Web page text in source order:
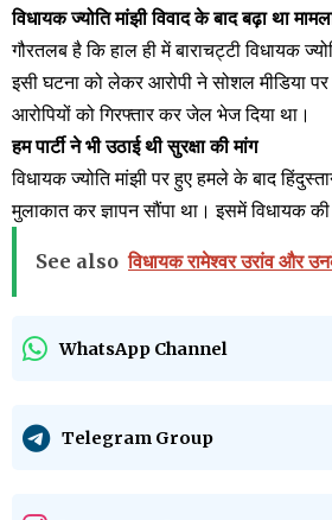
विधायक ज्योति मांझी विवाद के बाद बढ़ा था
गौरतलब है कि हाल ही में बाराचट्टी विधायक
इसी घटना को लेकर आरोपी ने सोशल मीडिया
आरोपियों को गिरफ्तार कर जेल भेज दिया था।
हम पार्टी ने भी उठाई थी सुरक्षा की मांग
विधायक ज्योति मांझी पर हुए हमले के बाद
मुलाकात कर ज्ञापन सौंपा था। इसमें विधायक की
See also विधायक रामेश्वर उरांव और
WhatsApp Channel
Telegram Group